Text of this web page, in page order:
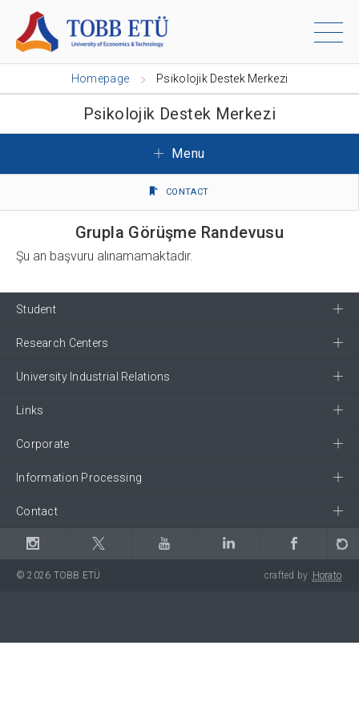
Homepage Psikolojik Destek Merkezi
Psikolojik Destek Merkezi
Menu
CONTACT
Grupla Görüşme Randevusu
Şu an başvuru alınamamaktadır.
Student
Research Centers
University Industrial Relations
Links
Corporate
Information Processing
Contact
© 2026 TOBB ETÜ crafted by Horato